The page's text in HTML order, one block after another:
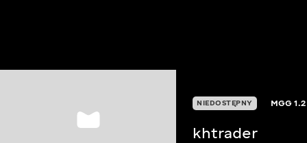
NIEDOSTĘPNY MGG1.2
khtrader